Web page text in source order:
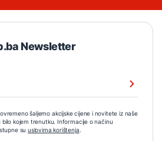
Newsletter
šaljemo akcijske cijene i novitete iz naše
kojem trenutku. Informacije o načinu
su uslovima korištenja.